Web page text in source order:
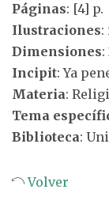
Páginas: [4] p.
Ilustraciones:
Dimensiones:
Incipit: Ya
Materia:
Tema
Biblioteca:
Volver